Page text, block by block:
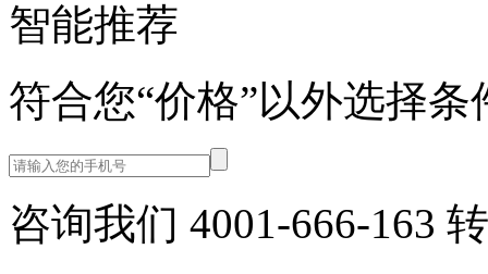
智能推荐
符合您“价格”以外选择条
咨询我们 4001-666-163 转